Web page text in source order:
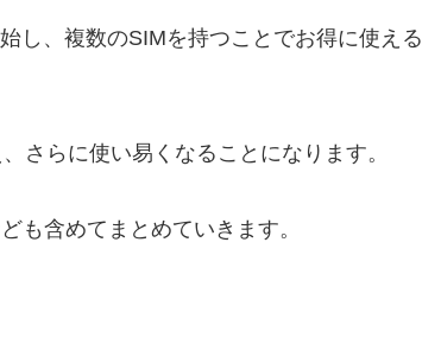
し、複数のSIMを持つことでお得に使える
さらに使い易くなることになります。
も含めてまとめていきます。